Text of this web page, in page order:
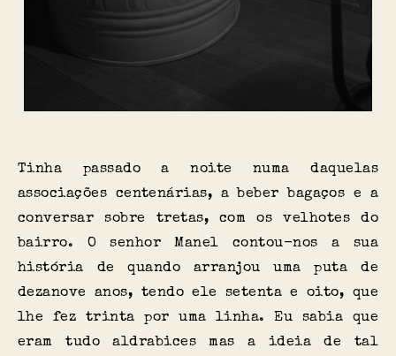
Tinha passado a noite numa daquelas
associações centenárias, a beber bagaços e a
conversar sobre tretas, com os velhotes do
bairro. O senhor Manel contou-nos a sua
história de quando arranjou uma puta de
dezanove anos, tendo ele setenta e oito, que
lhe fez trinta por uma linha. Eu sabia que
eram tudo aldrabices mas a ideia de tal